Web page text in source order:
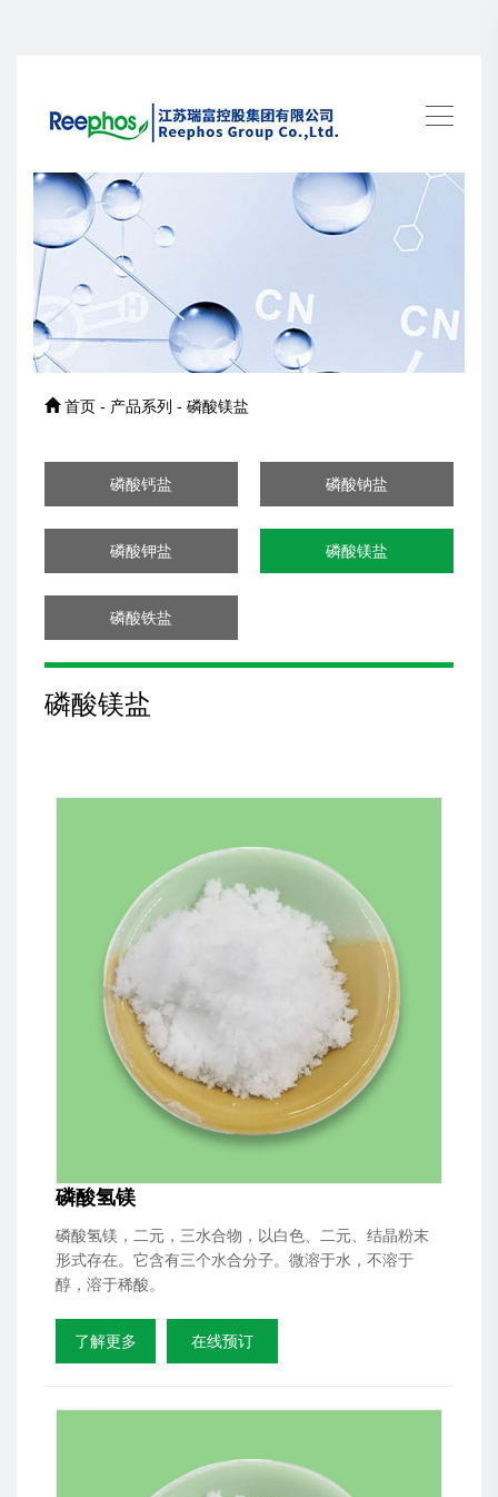
首页 - 产品系列 - 磷酸镁盐
磷酸钙盐 磷酸钠盐
磷酸钾盐 磷酸镁盐
磷酸铁盐
磷酸镁盐
磷酸氢镁
磷酸氢镁，二元，三水合物，以白色、二元、结晶粉末
形式存在。它含有三个水合分子。微溶于水，不溶于
醇，溶于稀酸。
了解更多 在线预订